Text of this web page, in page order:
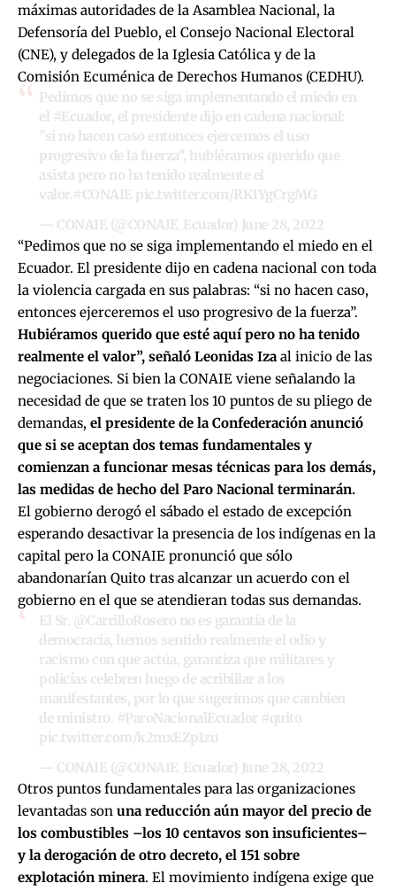
máximas autoridades de la Asamblea Nacional, la
Defensoría del Pueblo, el Consejo Nacional Electoral
(CNE), y delegados de la Iglesia Católica y de la
Comisión Ecuménica de Derechos Humanos (CEDHU).
Pedimos que no se siga implementando el miedo en
el #Ecuador, el presidente dijo en cadena nacional:
"si no hacen caso entonces ejercemos el uso
progresivo de la fuerza", hubiéramos querido que
asista pero no ha tenido realmente el
valor.#CONAIE pic.twitter.com/RK1YgCrgMG
— CONAIE (@CONAIE_Ecuador) June 28, 2022
“Pedimos que no se siga implementando el miedo en el
Ecuador. El presidente dijo en cadena nacional con toda
la violencia cargada en sus palabras: “si no hacen caso,
entonces ejerceremos el uso progresivo de la fuerza”.
Hubiéramos querido que esté aquí pero no ha tenido
realmente el valor”, señaló Leonidas Iza al inicio de las
negociaciones. Si bien la CONAIE viene señalando la
necesidad de que se traten los 10 puntos de su pliego de
demandas, el presidente de la Confederación anunció
que si se aceptan dos temas fundamentales y
comienzan a funcionar mesas técnicas para los demás,
las medidas de hecho del Paro Nacional terminarán.
El gobierno derogó el sábado el estado de excepción
esperando desactivar la presencia de los indígenas en la
capital pero la CONAIE pronunció que sólo
abandonarían Quito tras alcanzar un acuerdo con el
gobierno en el que se atendieran todas sus demandas.
El Sr. @CarrilloRosero no es garantía de la
democracia, hemos sentido realmente el odio y
racismo con que actúa, garantiza que militares y
policías celebren luego de acribillar a los
manifestantes, por lo que sugerimos que cambien
de ministro. #ParoNacionalEcuador #quito
pic.twitter.com/k2mxEZp1zu
— CONAIE (@CONAIE_Ecuador) June 28, 2022
Otros puntos fundamentales para las organizaciones
levantadas son una reducción aún mayor del precio de
los combustibles –los 10 centavos son insuficientes–
y la derogación de otro decreto, el 151 sobre
explotación minera. El movimiento indígena exige que